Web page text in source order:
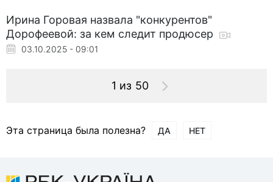
Ирина Горовая назвала "конкурентов"
Дорофеевой: за кем следит продюсер
03.10.2025 - 09:01
1 из 50
Эта страница была полезна? ДА НЕТ